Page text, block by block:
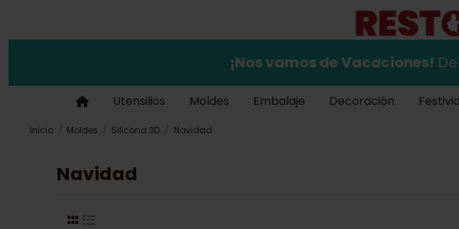
¡Nos vamos deVacaciones!
Utensilios Moldes Embalaje Decoración
Inicio Moldes Silicona 3D Navidad
Navidad